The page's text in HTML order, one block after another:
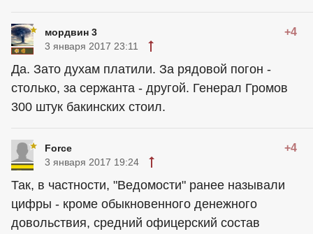
мордвин 3 +4
3 января 2017 23:11
Да. Зато духам платили. За рядовой погон -
столько, за сержанта - другой. Генерал Громов
300 штук бакинских стоил.
Force +4
3 января 2017 19:24
Так, в частности, "Ведомости" ранее называли
цифры - кроме обыкновенного денежного
довольствия, средний офицерский состав